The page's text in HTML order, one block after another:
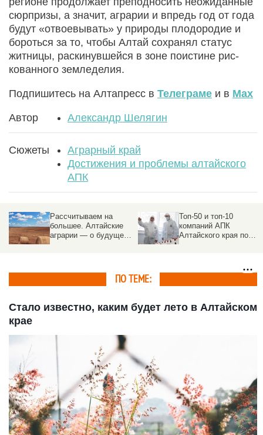
сюрпризы, а значит, аграрии и впредь год от года
будут «отвоевывать» у природы плодородие и
бороться за то, чтобы Алтай сохранял статус
житницы, раскинувшейся в зоне поистине рис­
кованного земледелия.
Подпишитесь на Алтапресс в Телеграме и в Max
Автор Александр Шелягин
Сюжеты
Аграрный край
Достижения и проблемы алтайского
АПК
Топ-50 и топ-10
компаний АПК
Алтайского края по
Сельхозкооператив на
Алтае взвинтил цены
на земельном
ПО ТЕМЕ:
Стало известно, каким будет лето в Алтайском
крае